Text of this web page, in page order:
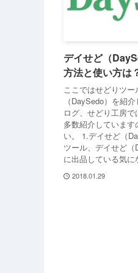
デイせど（
方法と使い方は
ここではせどりツ
（DaySedo）を紹
ログ、せどり工房
多数紹介しています
い。 1.デイせど（
ツール、デイせど
に出品している気に
2018.01.29